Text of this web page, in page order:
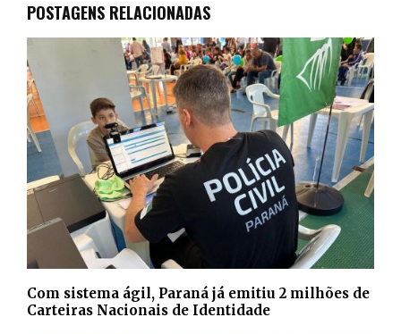
POSTAGENS RELACIONADAS
Com sistema ágil, Paraná já emitiu 2 milhões de
Carteiras Nacionais de Identidade